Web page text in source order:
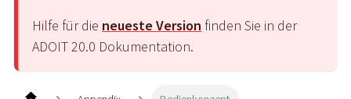
Hilfe für die neueste Version finden Sie in der
ADOIT20.0 Dokumentation.